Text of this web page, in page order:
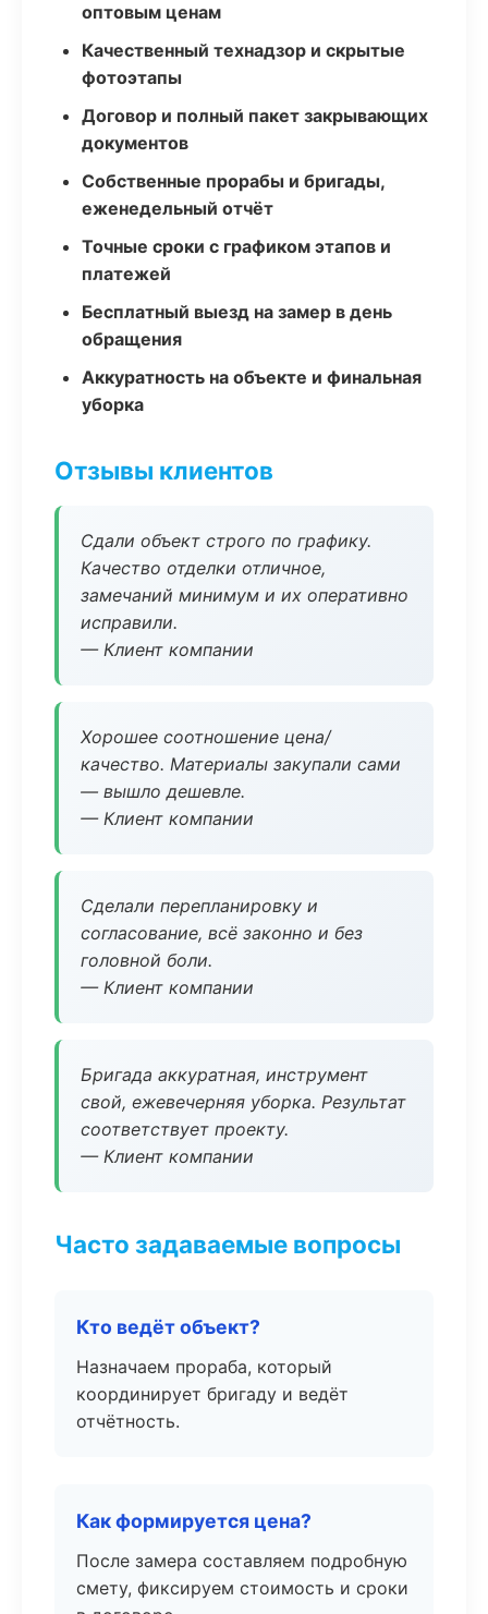
оптовым ценам
Качественный технадзор и скрытые
фотоэтапы
Договор и полный пакет закрывающих
документов
Собственные прорабы и бригады,
еженедельный отчёт
Точные сроки с графиком этапов и
платежей
Бесплатный выезд на замер в день
обращения
Аккуратность на объекте и финальная
уборка
Отзывы клиентов
Сдали объект строго по графику.
Качество отделки отличное,
замечаний минимум и их оперативно
исправили.
— Клиент компании
Хорошее соотношение цена/
качество. Материалы закупали сами
— вышло дешевле.
— Клиент компании
Сделали перепланировку и
согласование, всё законно и без
головной боли.
— Клиент компании
Бригада аккуратная, инструмент
свой, ежевечерняя уборка. Результат
соответствует проекту.
— Клиент компании
Часто задаваемые вопросы
Кто ведёт объект?
Назначаем прораба, который
координирует бригаду и ведёт
отчётность.
Как формируется цена?
После замера составляем подробную
смету, фиксируем стоимость и сроки